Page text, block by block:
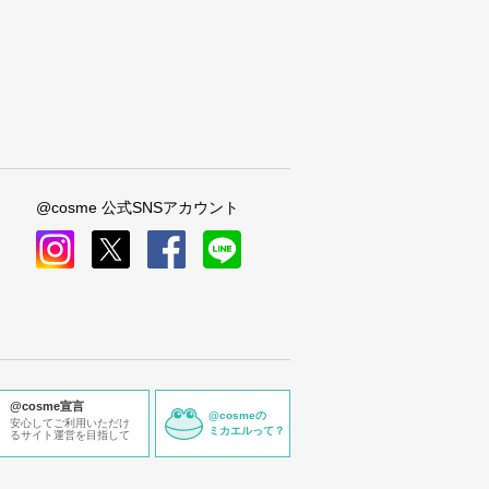
@cosme 公式SNSアカウント
@cosme宣言
安心してご利用いただけ
るサイト運営を目指して
@cosmeの
ミカエルって？